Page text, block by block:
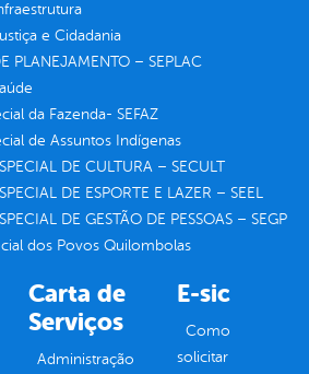
e Cidadania
PLANEJAMENTO – SEPLAC
da Fazenda- SEFAZ
de Assuntos Indígenas
DE CULTURA – SECULT
DE ESPORTE E LAZER – SEEL
DE GESTÃO DE PESSOAS – SEGP
dos Povos Quilombolas
Carta de
Serviços
Administração
E-sic
Como
solicitar